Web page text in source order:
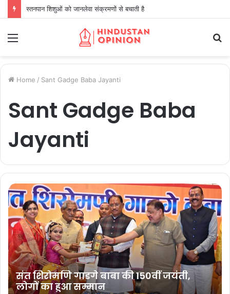
स्तनपान शिशुओं को जानलेवा संक्रमणों से बचाती है
Home / Sant Gadge Baba Jayanti
Sant Gadge Baba
Jayanti
संत शिरोमणि गाडगे बाबा की 150वीं जयंती,
लोगों का हुआ सम्मान